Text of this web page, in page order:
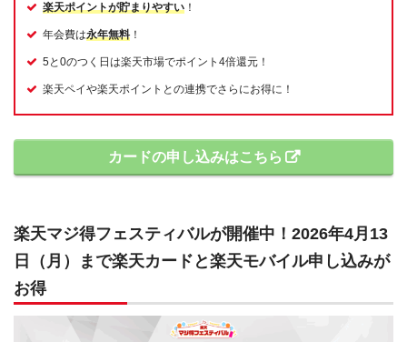
楽天ポイントが貯まりやすい ！
年会費は永年無料 ！
5と0のつく日は楽天市場でポイント4倍還元！
楽天ペイや楽天ポイントとの連携でさらにお得に！
カードの申し込みはこちら
楽天マジ得フェスティバルが開催中！2026年4月13
日（月）まで楽天カードと楽天モバイル申し込みが
お得